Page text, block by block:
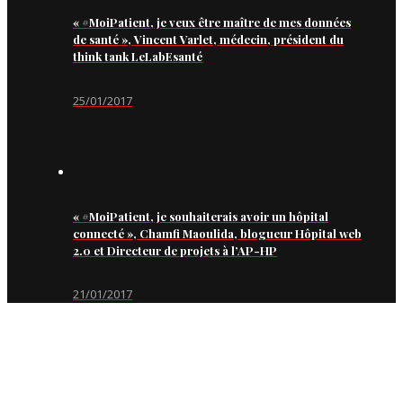
« #MoiPatient, je veux être maître de mes données
de santé », Vincent Varlet, médecin, président du
think tank LeLabEsanté
25/01/2017
« #MoiPatient, je souhaiterais avoir un hôpital
connecté », Chamfi Maoulida, blogueur Hôpital web
2.0 et Directeur de projets à l’AP-HP
21/01/2017